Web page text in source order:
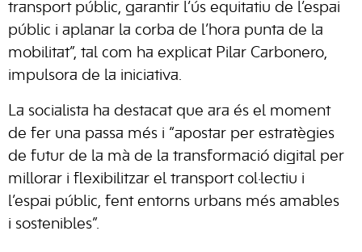
transport públic, garantir l’ús equitatiu de l’espai
públic i aplanar la corba de l’hora punta de la
mobilitat”, tal com ha explicat Pilar Carbonero,
impulsora de la iniciativa.
La socialista ha destacat que ara és el moment
de fer una passa més i “apostar per estratègies
de futur de la mà de la transformació digital per
millorar i flexibilitzar el transport col·lectiu i
l’espai públic, fent entorns urbans més amables
i sostenibles”.